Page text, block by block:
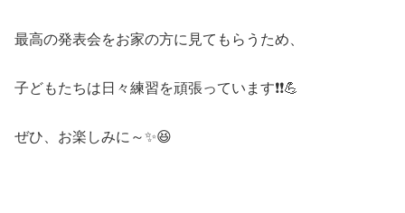
最高の発表会をお家の方に見てもらうため、
子どもたちは日々練習を頑張っています❗❗💪
ぜひ、お楽しみに～✨😆